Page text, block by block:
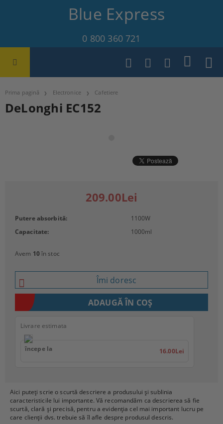
Blue Express
0 800 360 721
Prima pagină Electronice Cafetiere
DeLonghi EC152
Aici puteți scrie o scurtă descriere a produsului și sublinia
caracteristicile lui importante. Vă recomandăm ca descrierea să fie
scurtă, clară și precisă, pentru a evidenția cel mai important lucru pe
care clienții dvs. trebuie să îl afle despre produsul descris.
209.00Lei
Putere absorbită: 1100W
Capacitate:
1000ml
Avem 10în stoc
Îmi doresc
Livrare estimata
începe la 16.00Lei